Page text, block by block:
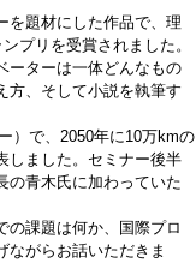
を題材にした作品で、理
プリを受賞されました。
ーターは一体どんなもの
方、そして小説を執筆す
）で、2050年に10万kmの
しました。セミナー後半
の青木氏に加わっていた
の課題は何か、国際プロ
ながらお話いただきま